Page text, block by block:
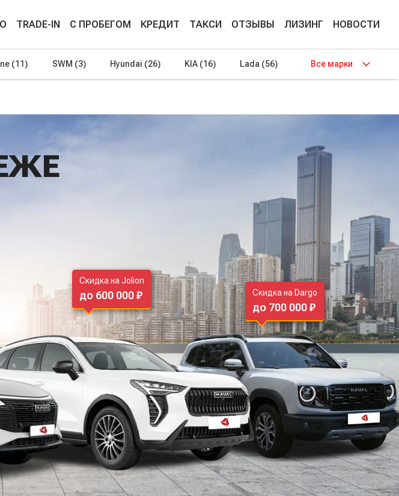
TRADE-IN С ПРОБЕГОМ КРЕДИТ ТАКСИ ОТЗЫВЫ ЛИЗИНГ НОВОСТИ
(11) SWM (3) Hyundai (26) KIA (16) Lada (56) Все марки
Скидка на Jolion
до 600 000 ₽ Скидка на Dargo
до 700 000 ₽